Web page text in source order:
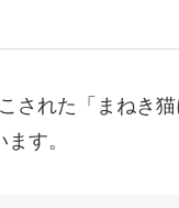
された「まねき
す。